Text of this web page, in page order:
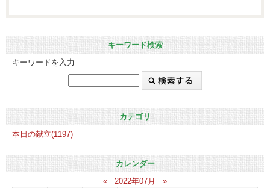
キーワード検索
キーワードを入力
カテゴリ
本日の献立(1197)
カレンダー
«
2022年07月
»